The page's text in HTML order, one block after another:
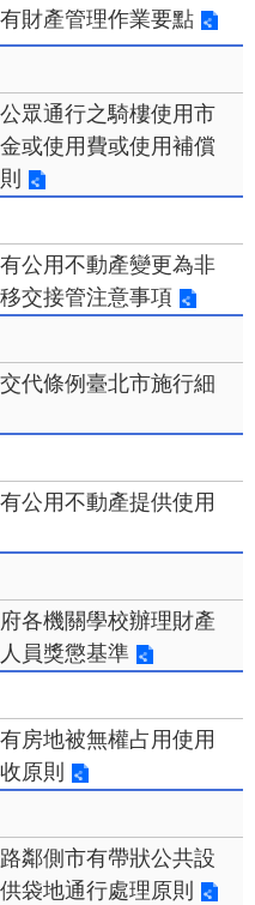
財產管理作業要點
眾通行之騎樓使用市
或使用費或使用補償
公用不動產變更為非
交接管注意事項
代條例臺北市施行細
公用不動產提供使用
各機關學校辦理財產
員獎懲基準
房地被無權占用使用
原則
鄰側市有帶狀公共設
袋地通行處理原則